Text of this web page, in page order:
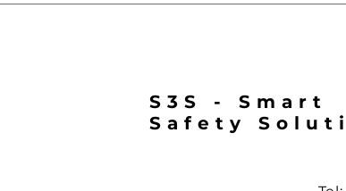
S3S - Smart
Safety